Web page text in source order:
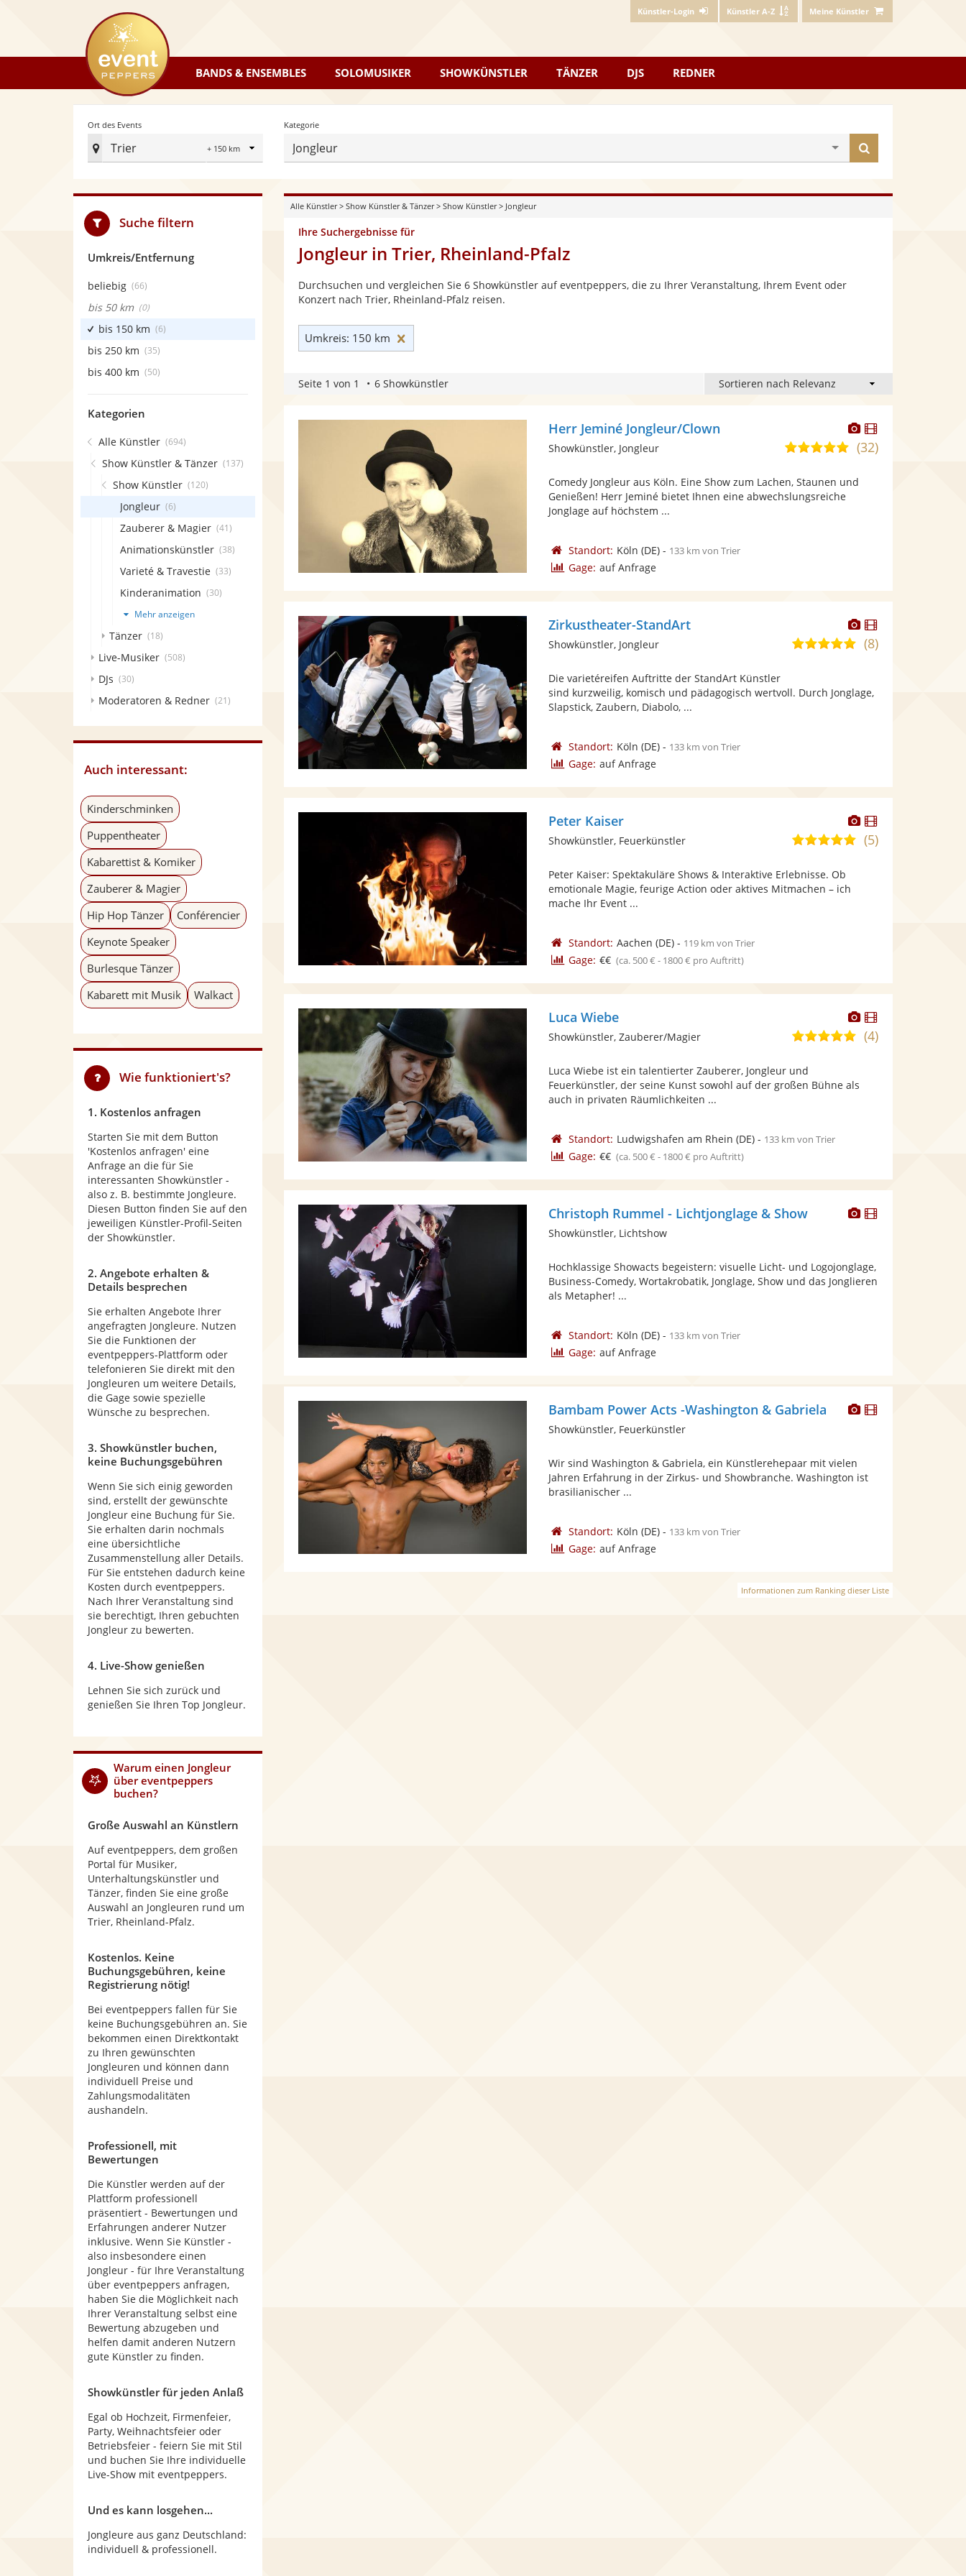
Künstler-Login Künstler A-Z Meine Künstler
eventpeppers
BANDS & ENSEMBLES SOLOMUSIKER SHOWKÜNSTLER TÄNZER DJS REDNER
Ort des Events
Trier
Radius
Ort
Events
festlegen
Kategorie
Jongleur
finden
Alle Künstler> Show Künstler & Tänzer> Show Künstler> Jongleur
Ihre Suchergebnisse für
Jongleur in Trier, Rheinland-Pfalz
Durchsuchen und vergleichen Sie 6 Showkünstler auf eventpeppers, die zu Ihrer Veranstaltung, Ihrem Event oder
Konzert nach Trier, Rheinland-Pfalz reisen.
Umkreis: 150 km
Seite 1 von 1 6 Showkünstler
Dieser
Künstler
stellt
Dieser
Künstler
Herr Jeminé Jongleur/Clown
4,9
5
(32)
Showkünstler, Jongleur
Comedy Jongleur aus Köln. Eine Show zum Lachen, Staunen und
Genießen! Herr Jeminé bietet Ihnen eine abwechslungsreiche
Jonglage auf höchstem ...
Standort: Köln (DE)- 133 km von Trier
Gage: auf Anfrage
Dieser
Künstler
stellt
Dieser
Künstler
Zirkustheater-StandArt
5,0
Sternen
(8)
Showkünstler, Jongleur
Die varietéreifen Auftritte der StandArt Künstler
sind kurzweilig, komisch und pädagogisch wertvoll. Durch Jonglage,
Slapstick, Zaubern, Diabolo, ...
Standort: Köln (DE)- 133 km von Trier
Gage: auf Anfrage
Dieser
Künstler
stellt
Dieser
Künstler
Peter Kaiser
5,0(5)
Showkünstler, Feuerkünstler
Peter Kaiser: Spektakuläre Shows & Interaktive Erlebnisse. Ob
emotionale Magie, feurige Action oder aktives Mitmachen – ich
mache Ihr Event ...
Standort: Aachen (DE)- 119 km von Trier
Gage: €€ (ca. 500 € - 1800 € pro Auftritt)
Dieser
Künstler
stellt
Dieser
Künstler
Luca Wiebe
5,0
Sternen
(4)
Showkünstler, Zauberer/Magier
Luca Wiebe ist ein talentierter Zauberer, Jongleur und
Feuerkünstler, der seine Kunst sowohl auf der großen Bühne als
auch in privaten Räumlichkeiten ...
Standort: Ludwigshafen am Rhein (DE)- 133 km von Trier
Gage: €€ (ca. 500 € - 1800 € pro Auftritt)
Dieser
bereit.
Dieser
Christoph Rummel - Lichtjonglage & Show
Showkünstler, Lichtshow
Hochklassige Showacts begeistern: visuelle Licht- und Logojonglage,
Business-Comedy, Wortakrobatik, Jonglage, Show und das Jonglieren
als Metapher! ...
Standort: Köln (DE)- 133 km von Trier
Gage: auf Anfrage
Dieser
bereit.
Dieser
Bambam Power Acts -Washington & Gabriela
Showkünstler, Feuerkünstler
Wir sind Washington & Gabriela, ein Künstlerehepaar mit vielen
Jahren Erfahrung in der Zirkus- und Showbranche. Washington ist
brasilianischer ...
Standort: Köln (DE)- 133 km von Trier
Gage: auf Anfrage
Informationen zum Ranking dieser Liste
Suche filtern
Umkreis/Entfernung
beliebig (66)
bis 50 km (0)
bis 150 km (6)
bis 250 km (35)
bis 400 km (50)
Kategorien
Alle Künstler (694)
Show Künstler & Tänzer (137)
Show Künstler (120)
Jongleur (6)
Zauberer & Magier (41)
Animationskünstler (38)
Varieté & Travestie (33)
Kinderanimation (30)
Mehr anzeigen
Tänzer (18)
Live-Musiker (508)
DJs (30)
Moderatoren & Redner (21)
Auch interessant:
Kinderschminken
Puppentheater
Kabarettist & Komiker
Zauberer & Magier
Hip Hop Tänzer
Conférencier
Keynote Speaker
Burlesque Tänzer
Kabarett mit Musik
Walkact
Wie funktioniert's?
1. Kostenlos anfragen
Starten Sie mit dem Button
'Kostenlos anfragen' eine
Anfrage an die für Sie
interessanten Showkünstler -
also z. B. bestimmte Jongleure.
Diesen Button finden Sie auf den
jeweiligen Künstler-Profil-Seiten
der Showkünstler.
2. Angebote erhalten &
Details besprechen
Sie erhalten Angebote Ihrer
angefragten Jongleure. Nutzen
Sie die Funktionen der
eventpeppers-Plattform oder
telefonieren Sie direkt mit den
Jongleuren um weitere Details,
die Gage sowie spezielle
Wünsche zu besprechen.
3. Showkünstler buchen,
keine Buchungsgebühren
Wenn Sie sich einig geworden
sind, erstellt der gewünschte
Jongleur eine Buchung für Sie.
Sie erhalten darin nochmals
eine übersichtliche
Zusammenstellung aller Details.
Für Sie entstehen dadurch keine
Kosten durch eventpeppers.
Nach Ihrer Veranstaltung sind
sie berechtigt, Ihren gebuchten
Jongleur zu bewerten.
4. Live-Show genießen
Lehnen Sie sich zurück und
genießen Sie Ihren Top Jongleur.
Warum einen Jongleur
über eventpeppers
buchen?
Große Auswahl an Künstlern
Auf eventpeppers, dem großen
Portal für Musiker,
Unterhaltungskünstler und
Tänzer, finden Sie eine große
Auswahl an Jongleuren rund um
Trier, Rheinland-Pfalz.
Kostenlos. Keine
Buchungsgebühren, keine
Registrierung nötig!
Bei eventpeppers fallen für Sie
keine Buchungsgebühren an. Sie
bekommen einen Direktkontakt
zu Ihren gewünschten
Jongleuren und können dann
individuell Preise und
Zahlungsmodalitäten
aushandeln.
Professionell, mit
Bewertungen
Die Künstler werden auf der
Plattform professionell
präsentiert - Bewertungen und
Erfahrungen anderer Nutzer
inklusive. Wenn Sie Künstler -
also insbesondere einen
Jongleur - für Ihre Veranstaltung
über eventpeppers anfragen,
haben Sie die Möglichkeit nach
Ihrer Veranstaltung selbst eine
Bewertung abzugeben und
helfen damit anderen Nutzern
gute Künstler zu finden.
Showkünstler für jeden Anlaß
Egal ob Hochzeit, Firmenfeier,
Party, Weihnachtsfeier oder
Betriebsfeier - feiern Sie mit Stil
und buchen Sie Ihre individuelle
Live-Show mit eventpeppers.
Und es kann losgehen...
Jongleure aus ganz Deutschland:
individuell & professionell.